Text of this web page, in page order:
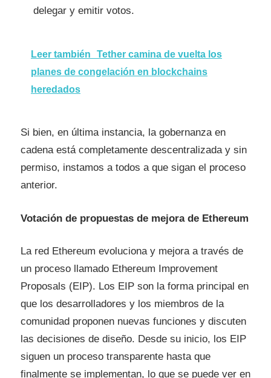
delegar y emitir votos.
Leer también
Tether camina de vuelta los
planes de congelación en blockchains
heredados
Si bien, en última instancia, la gobernanza en
cadena está completamente descentralizada y sin
permiso, instamos a todos a que sigan el proceso
anterior.
Votación de propuestas de mejora de Ethereum
La red Ethereum evoluciona y mejora a través de
un proceso llamado Ethereum Improvement
Proposals (EIP). Los EIP son la forma principal en
que los desarrolladores y los miembros de la
comunidad proponen nuevas funciones y discuten
las decisiones de diseño. Desde su inicio, los EIP
siguen un proceso transparente hasta que
finalmente se implementan, lo que se puede ver en